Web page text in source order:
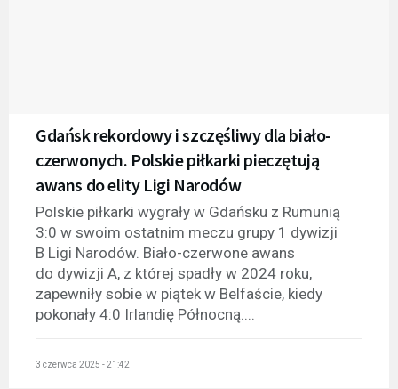
Gdańsk rekordowy i szczęśliwy dla biało-
czerwonych. Polskie piłkarki pieczętują
awans do elity Ligi Narodów
Polskie piłkarki wygrały w Gdańsku z Rumunią
3:0 w swoim ostatnim meczu grupy 1 dywizji
B Ligi Narodów. Biało-czerwone awans
do dywizji A, z której spadły w 2024 roku,
zapewniły sobie w piątek w Belfaście, kiedy
pokonały 4:0 Irlandię Północną....
3 czerwca 2025 - 21:42